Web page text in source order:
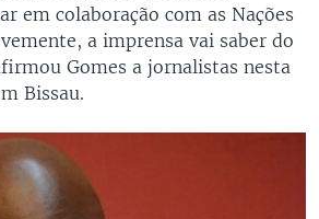
em colaboração com as Nações
a imprensa vai saber do
Gomes a jornalistas nesta
Bissau.